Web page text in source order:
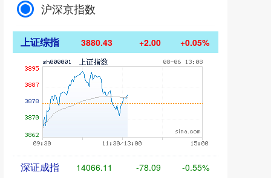
沪深京指数
上证综指 3880.39 +1.96 +0.05%
深证成指 14064.97 -79.23 -0.56%